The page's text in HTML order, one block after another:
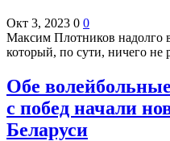
Окт 3, 2023 0 0
Максим Плотников надолго
который, по сути, ничего
Обе
с побед начали
Беларуси